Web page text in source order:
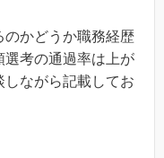
のかどうか職務経歴
選考の通過率は上が
しながら記載してお